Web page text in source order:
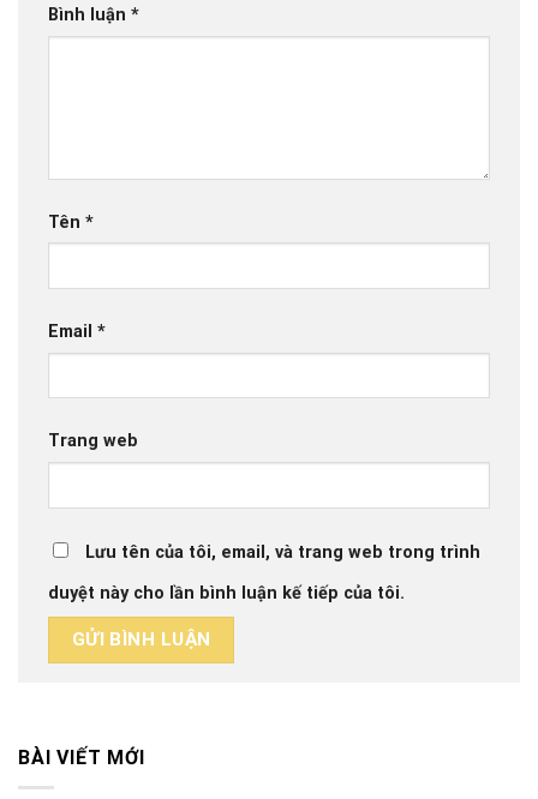
Bình luận *
Tên *
Email *
Trang web
Lưu tên của tôi, email, và trang web trong trình
duyệt này cho lần bình luận kế tiếp của tôi.
BÀI VIẾT MỚI